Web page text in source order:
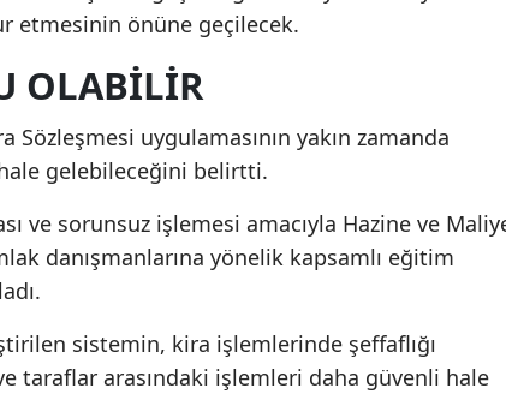
etmesinin önüne geçilecek.
OLABİLİR
Sözleşmesi uygulamasının yakın zamanda
gelebileceğini belirtti.
ve sorunsuz işlemesi amacıyla Hazine ve
danışmanlarına yönelik kapsamlı eğitim
sistemin, kira işlemlerinde şeffaflığı
ve taraflar arasındaki işlemleri daha güvenli hale